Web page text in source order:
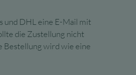
und DHL eine E-Mail mit
die Zustellung nicht
Bestellung wird wie eine